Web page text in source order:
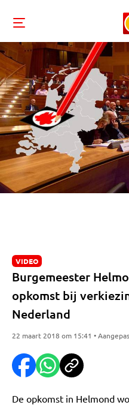
VIDEO
Burgemeester
opkomst bij
Nederland
22 maart 2018 om 15:41 •
De opkomst in Helmond